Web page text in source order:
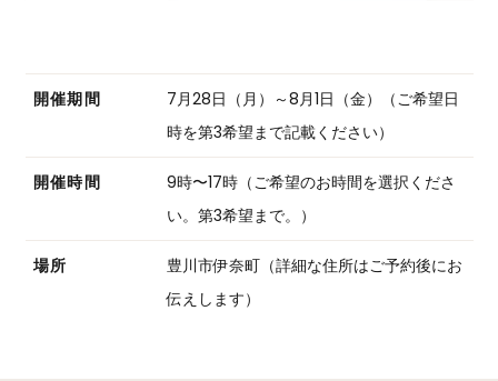
開催期間
7月28日（月）～8月1日（金）（ご希望日
時を第3希望まで記載ください）
開催時間
9時〜17時（ご希望のお時間を選択くださ
い。第3希望まで。）
場所
豊川市伊奈町（詳細な住所はご予約後にお
伝えします）